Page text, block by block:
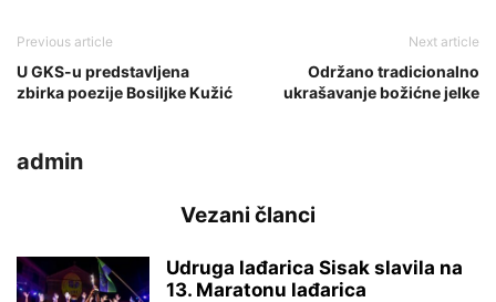
Previous article
U GKS-u predstavljena
zbirka poezije Bosiljke Kužić
Next article
Održano tradicionalno
ukrašavanje božićne jelke
admin
Vezani članci
Udruga lađarica Sisak slavila na
13. Maratonu lađarica